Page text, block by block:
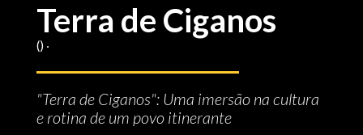
Terra de Ciganos
() ‧
"Terra de Ciganos": Uma imersão na cultura
e rotina de um povo itinerante